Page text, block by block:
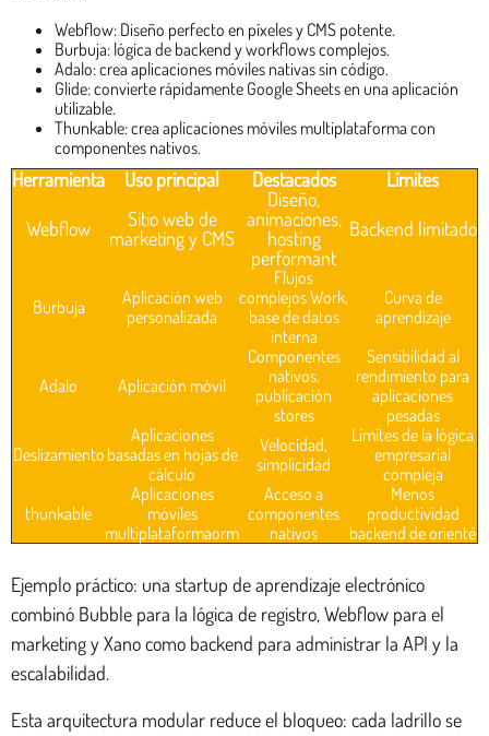
Webflow: Diseño perfecto en píxeles y CMS potente.
Burbuja: lógica de backend y workflows complejos.
Adalo: crea aplicaciones móviles nativas sin código.
Glide: convierte rápidamente Google Sheets en una aplicación
utilizable.
Thunkable: crea aplicaciones móviles multiplataforma con
componentes nativos.
Herramienta Uso principal Destacados Límites
Webflow
Sitio web de
marketing y CMS
Diseño,
animaciones,
hosting
performant
Backend limitado
Burbuja
Aplicación web
personalizada
Flujos
complejos Work,
base de datos
interna
Curva de
aprendizaje
Adalo Aplicación móvil
Componentes
nativos,
publicación
stores
Sensibilidad al
rendimiento para
aplicaciones
pesadas
Deslizamiento
Aplicaciones
basadas en hojas de
cálculo
Velocidad,
simplicidad
Límites de la lógica
empresarial
compleja
thunkable
Aplicaciones
móviles
multiplataformaorm
Acceso a
componentes
nativos
Menos
productividad
backend de orienté
Ejemplo práctico: una startup de aprendizaje electrónico
combinó Bubble para la lógica de registro, Webflow para el
marketing y Xano como backend para administrar la API y la
escalabilidad.
Esta arquitectura modular reduce el bloqueo: cada ladrillo se